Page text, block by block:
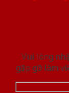
Vui lòng
gặp gỡ làm